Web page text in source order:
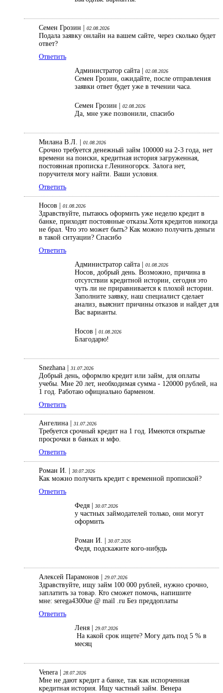
Семен Грозин | 02.08.2026
Подала заявку онлайн на вашем сайте, через сколько будет
ответ?
Ответить
Администратор сайта |
02.08.2026
Семен Грозин, ожидайте, после отправления
заявки ответ будет уже в течении часа.
Семен Грозин | 02.08.2026
Да, мне уже позвонили, спасибо
Милана В.Л. | 01.08.2026
Срочно требуется денежный займ 100000 на 2-3 года, нет
времени на поиски, кредитная история загруженная,
постоянная прописка г.Лениногорск. Залога нет,
поручителя могу найти. Ваши условия.
Ответить
Носов | 01.08.2026
Здравствуйте, пытаюсь оформить уже неделю кредит в
банке, приходят постоянные отказы.Хотя кредитов никогда
не брал. Что это может быть? Как можно получить деньги
в такой ситуации? Спасибо
Ответить
Администратор сайта |
01.08.2026
Носов, добрый день. Возможно, причина в
отсутствии кредитной истории, сегодня это
чуть ли не приравнивается к плохой истории.
Заполните заявку, наш специалист сделает
анализ, выяснит причины отказов и найдет для
Вас варианты.
Носов | 01.08.2026
Благодарю!
Snezhana | 31.07.2026
Добрый день, оформлю кредит или займ, для оплаты
учебы. Мне 20 лет, необходимая сумма - 120000 рублей, на
1 год. Работаю официально барменом.
Ответить
Ангелина | 31.07.2026
Требуется срочный кредит на 1 год. Имеются открытые
просрочки в банках и мфо.
Ответить
Роман И. | 30.07.2026
Как можно получить кредит с временной пропиской?
Ответить
Федя |
30.07.2026
у частных займодателей только, они могут
оформить
Роман И. | 30.07.2026
Федя, подскажите кого-нибудь
Алексей Парамонов | 29.07.2026
Здравствуйте, ищу займ 100 000 рублей, нужно срочно,
заплатить за товар. Кто сможет помочь, напишите
мне: serega4300ue @ mail .ru Без преддоплаты
Ответить
Леня |
29.07.2026
На какой срок ищете? Могу дать под 5 % в
месяц
Venera | 28.07.2026
Мне не дают кредит а банке, так как испорченная
кредитная история. Ищу частный займ. Венера